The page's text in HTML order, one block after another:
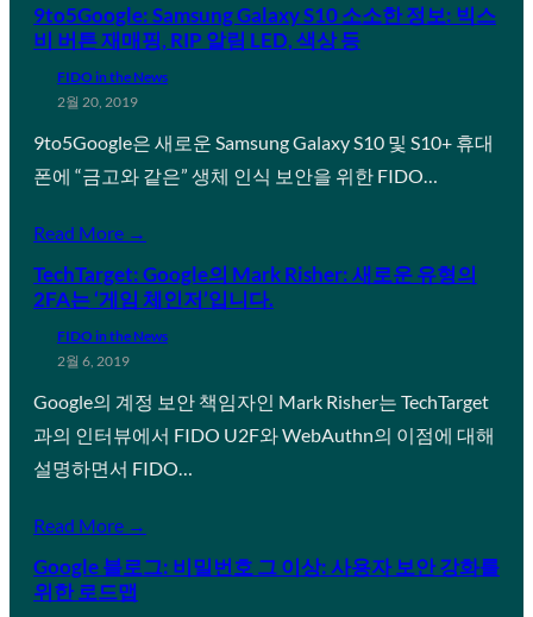
9to5Google: Samsung Galaxy S10 소소한 정보: 빅스
비 버튼 재매핑, RIP 알림 LED, 색상 등
FIDO in the News
2월 20, 2019
9to5Google은 새로운 Samsung Galaxy S10 및 S10+ 휴대
폰에 “금고와 같은” 생체 인식 보안을 위한 FIDO…
Read More →
TechTarget: Google의 Mark Risher: 새로운 유형의
2FA는 ‘게임 체인저’입니다.
FIDO in the News
2월 6, 2019
Google의 계정 보안 책임자인 Mark Risher는 TechTarget
과의 인터뷰에서 FIDO U2F와 WebAuthn의 이점에 대해
설명하면서 FIDO…
Read More →
Google 블로그: 비밀번호 그 이상: 사용자 보안 강화를
위한 로드맵